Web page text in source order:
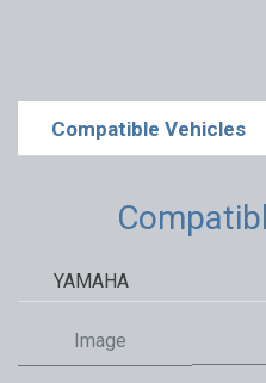
Compatible Vehicles
YAMAHA
Image